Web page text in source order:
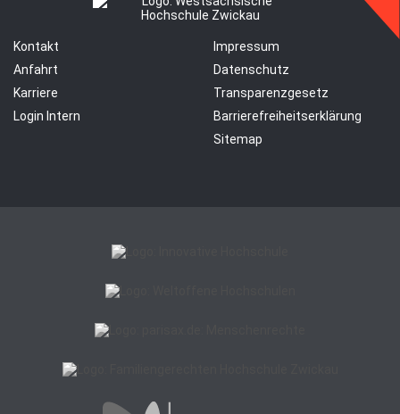
Kontakt
Anfahrt
Karriere
Login Intern
Impressum
Datenschutz
Transparenzgesetz
Barrierefreiheitserklärung
Sitemap